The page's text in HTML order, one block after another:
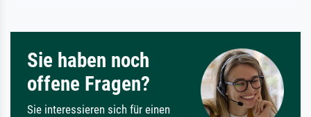
Sie haben noch
offene Fragen?
Sie interessieren sich für einen